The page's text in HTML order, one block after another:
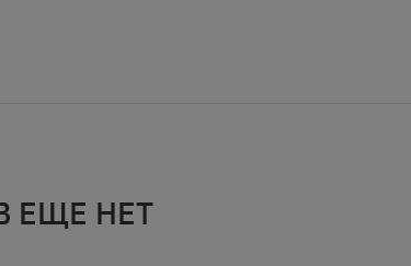
ЕЩЕ НЕТ